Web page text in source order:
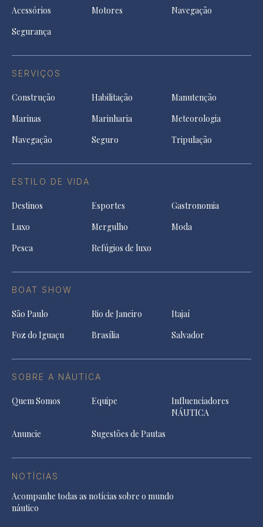
Acessórios Motores
Navegação
Segurança
SERVIÇOS
Construção Habilitação
Manutenção
Marinas
Marinharia
Meteorologia
Navegação
Seguro Tripulação
ESTILO DE VIDA
Destinos Esportes
Gastronomia
Luxo
Mergulho
Moda
Pesca
Refúgios de luxo
BOAT SHOW
São Paulo Rio de Janeiro
Itajaí
Foz do Iguaçu
Brasília Salvador
SOBRE A NÁUTICA
Quem Somos Equipe
Influenciadores
NÁUTICA
Anuncie
Sugestões de Pautas
NOTÍCIAS
Acompanhe todas as notícias sobre o mundo
náutico